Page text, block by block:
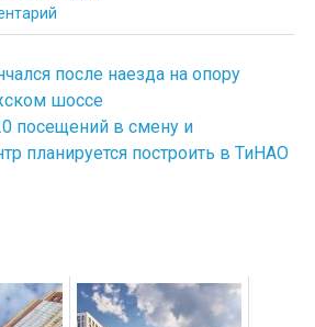
после наезда на опору
шоссе
посещений в смену и
планируется построить в ТиНАО